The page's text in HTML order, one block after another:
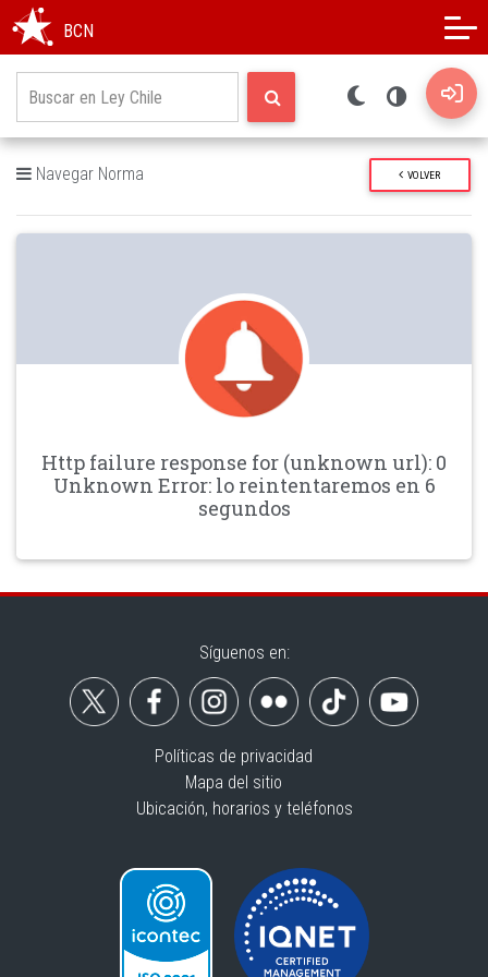
BCN
Navegar Norma VOLVER
Http failure response for (unknown url): 0
Unknown Error: lo reintentaremos en 6
segundos
Síguenos en:
Políticas de privacidad
Mapa del sitio
Ubicación, horarios y teléfonos